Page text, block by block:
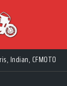
Indian, CFMOTO